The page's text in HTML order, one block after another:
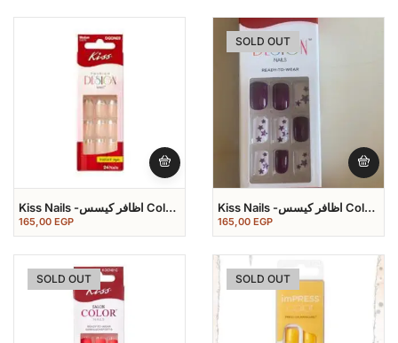
Kiss Nails -اظافر كيسس Color
Nail
165,00 EGP
SOLD OUT
Kiss Nails -اظافر كيسس Color
Nail
165,00 EGP
SOLD OUT SOLD OUT